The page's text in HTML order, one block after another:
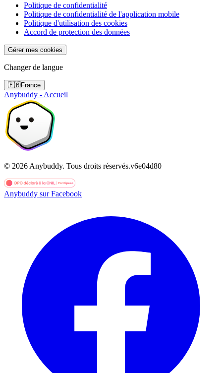
Politique de confidentialité
Politique de confidentialité de l'application mobile
Politique d'utilisation des cookies
Accord de protection des données
Gérer mes cookies
Changer de langue
🇫🇷France
Anybuddy - Accueil
© 2026 Anybuddy. Tous droits réservés.v6e04d80
Anybuddy sur Facebook